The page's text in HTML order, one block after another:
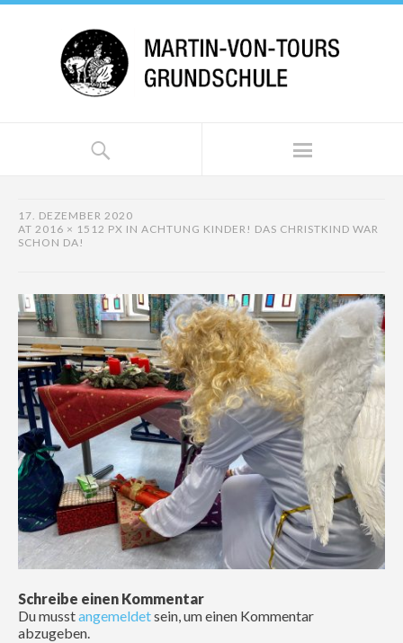
17. DEZEMBER 2020
AT 2016 × 1512 PX IN ACHTUNG KINDER! DAS CHRISTKIND WAR
SCHON DA!
Schreibe einen Kommentar
Du musstangemeldetsein, um einen Kommentar
abzugeben.